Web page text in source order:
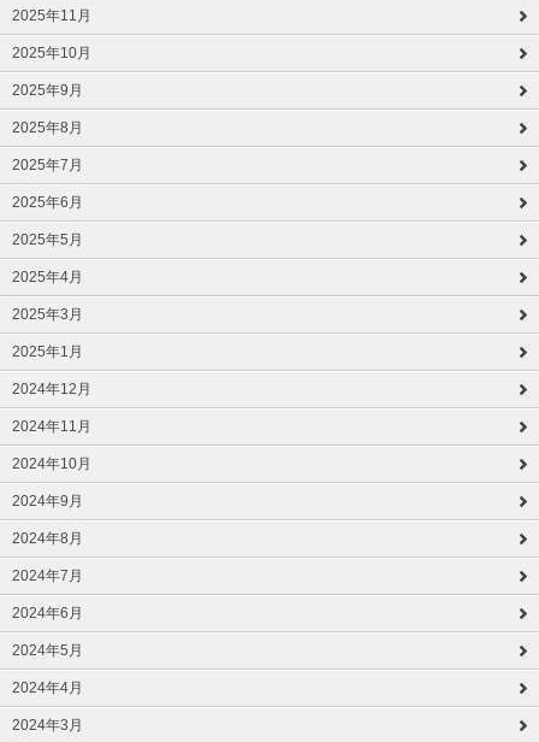
2025年11月
2025年10月
2025年9月
2025年8月
2025年7月
2025年6月
2025年5月
2025年4月
2025年3月
2025年1月
2024年12月
2024年11月
2024年10月
2024年9月
2024年8月
2024年7月
2024年6月
2024年5月
2024年4月
2024年3月